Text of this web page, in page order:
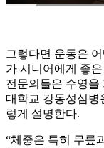
그렇다면 운동은
가 시니어에게 좋
전문의들은 수영을
대학교 강동성심병
렇게 설명한다.
“체중은 특히 무릎